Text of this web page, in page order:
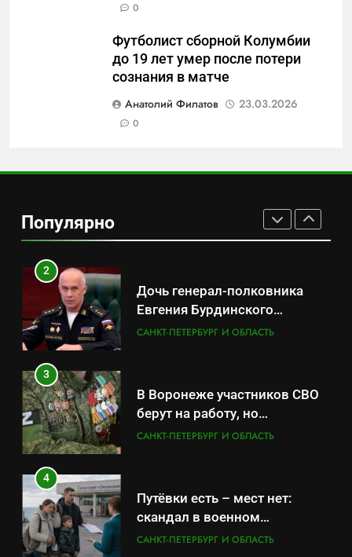
0
Футболист сборной Колумбии
до 19 лет умер после потери
сознания в матче
Анатолий Филатов
23.03.2026
0
Популярно
провалов и уязвимости
региона
Зачистка неба: Силовой
передел авиаотрасли
САНКТ-ПЕТЕРБУРГ И ОБЛАСТЬ
данные о складах с военной
продукцией: предприятия
обратились в СК
САНКТ-ПЕТЕРБУРГ И ОБЛАСТЬ
2
Дочь генерал-полковника
Евгения Бурдинского
оказывает платные услуги по
САНКТ-ПЕТЕРБУРГ И ОБЛАСТЬ
3
В Воронеже участников СВО
берут на работу, но
удержаться удаётся не всем
САНКТ-ПЕТЕРБУРГ И ОБЛАСТЬ
4
Путёвки есть – мест нет:
скандал в военном
санатории Владивостока
САНКТ-ПЕТЕРБУРГ И ОБЛАСТЬ